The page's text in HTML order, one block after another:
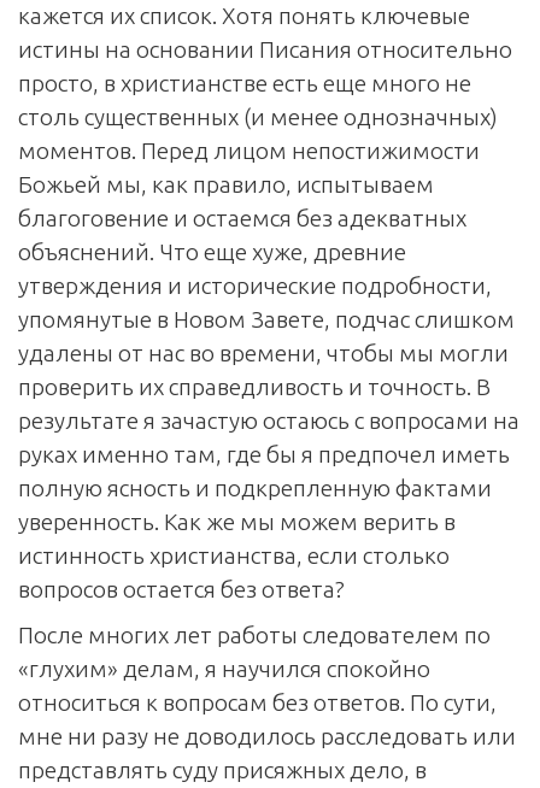
кажется их список. Хотя понять ключевые
истины на основании Писания относительно
просто, в христианстве есть еще много не
столь существенных (и менее однозначных)
моментов. Перед лицом непостижимости
Божьей мы, как правило, испытываем
благоговение и остаемся без адекватных
объяснений. Что еще хуже, древние
утверждения и исторические подробности,
упомянутые в Новом Завете, подчас слишком
удалены от нас во времени, чтобы мы могли
проверить их справедливость и точность. В
результате я зачастую остаюсь с вопросами на
руках именно там, где бы я предпочел иметь
полную ясность и подкрепленную фактами
уверенность. Как же мы можем верить в
истинность христианства, если столько
вопросов остается без ответа?
После многих лет работы следователем по
«глухим» делам, я научился спокойно
относиться к вопросам без ответов. По сути,
мне ни разу не доводилось расследовать или
представлять суду присяжных дело, в